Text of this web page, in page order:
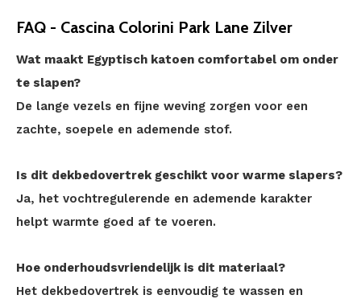
FAQ - Cascina Colorini Park Lane Zilver
Wat maakt Egyptisch katoen comfortabel om onder
te slapen?
De lange vezels en fijne weving zorgen voor een
zachte, soepele en ademende stof.
Is dit dekbedovertrek geschikt voor warme slapers?
Ja, het vochtregulerende en ademende karakter
helpt warmte goed af te voeren.
Hoe onderhoudsvriendelijk is dit materiaal?
Het dekbedovertrek is eenvoudig te wassen en